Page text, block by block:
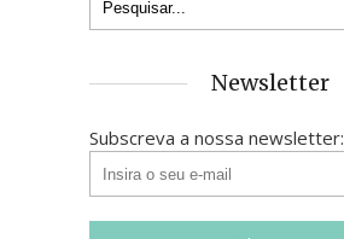
Newsletter
Subscreva a nossa newsletter: